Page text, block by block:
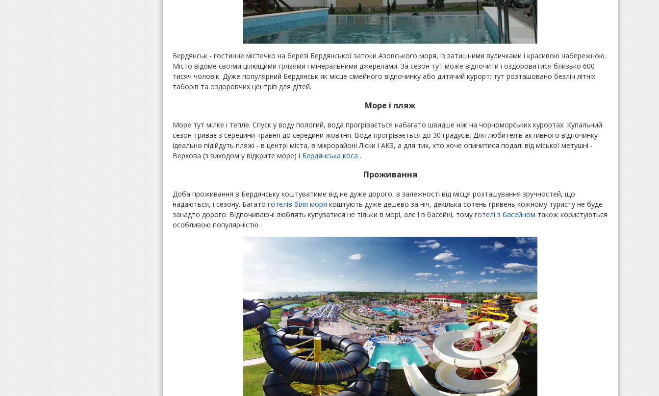
Бердянськ - гостинне містечко на березі Бердянської затоки Азовського моря, із затишними вуличками і красивою набережною.
Місто відоме своїми цілющими грязями і мінеральними джерелами. За сезон тут може відпочити і оздоровитися близько 600
тисяч чоловік. Дуже популярний Бердянськ як місце сімейного відпочинку або дитячий курорт: тут розташовано безліч літніх
таборів та оздоровчих центрів для дітей.
Море і пляж
Море тут мілке і тепле. Спуск у воду пологий, вода прогрівається набагато швидше ніж на чорноморських курортах. Купальний
сезон триває з середини травня до середини жовтня. Вода прогрівається до 30 градусів. Для любителів активного відпочинку
ідеально підійдуть пляжі - в центрі міста, в мікрорайоні Ліски і АКЗ, а для тих, хто хоче опинитися подалі від міської метушні -
Верхова (з виходом у відкрите море) і Бердянська коса .
Проживання
Доба проживання в Бердянську коштуватиме від не дуже дорого, в залежності від місця розташування зручностей, що
надаються, і сезону. Багато готелів біля моря коштують дуже дешево за ніч, декілька сотень гривень кожному туристу не буде
занадто дорого. Відпочиваючі люблять купуватися не тільки в морі, але і в басейні, тому готелі з басейном також користуються
особливою популярністю.